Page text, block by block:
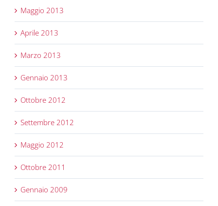
Maggio 2013
Aprile 2013
Marzo 2013
Gennaio 2013
Ottobre 2012
Settembre 2012
Maggio 2012
Ottobre 2011
Gennaio 2009